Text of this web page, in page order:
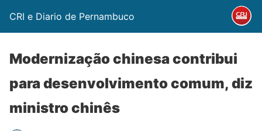
CRI e Diario de Pernambuco
Modernização chinesa contribui
para desenvolvimento comum, diz
ministro chinês